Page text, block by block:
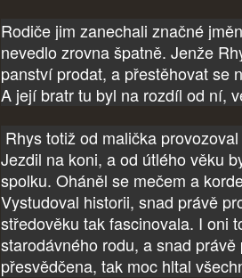
Rodiče jim zanechali značné
nevedlo zrovna špatně. Jenže
panství prodat, a přestěhovat se
A její bratr tu byl na rozdíl od ní,
Rhys totiž od malička
Jezdil na koni, a od útlého věku
spolku. Oháněl se mečem a
Vystudoval historii, snad právě
středověku tak fascinovala. I oni
starodávného rodu, a snad
přesvědčena, tak moc hltal